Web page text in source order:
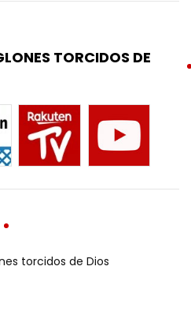
TORCIDOS DE
torcidos de Dios